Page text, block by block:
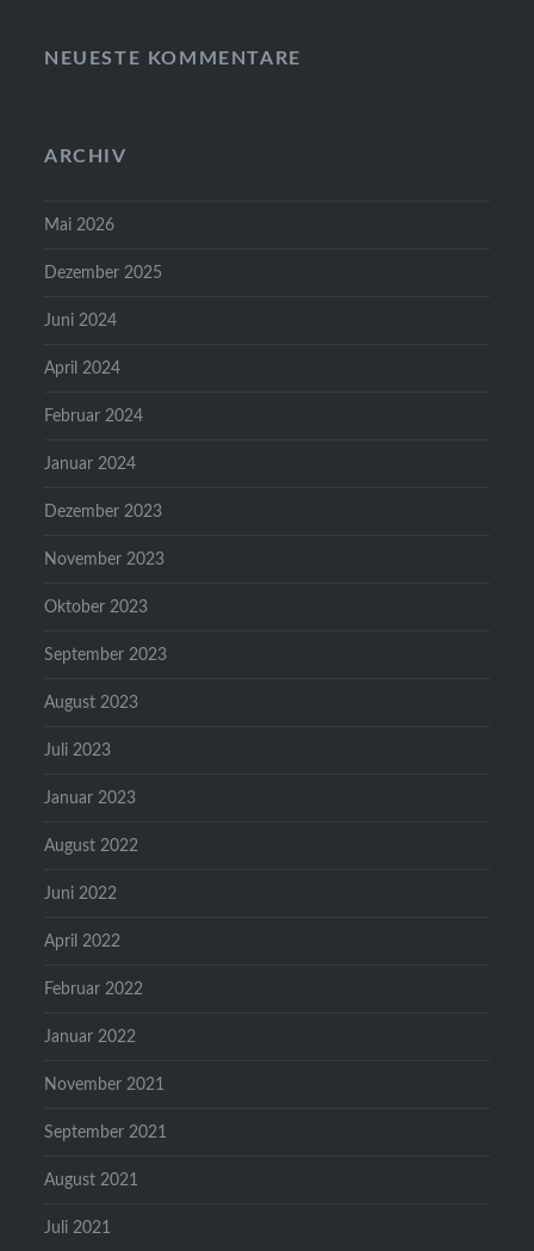
NEUESTE KOMMENTARE
ARCHIV
Mai 2026
Dezember 2025
Juni 2024
April 2024
Februar 2024
Januar 2024
Dezember 2023
November 2023
Oktober 2023
September 2023
August 2023
Juli 2023
Januar 2023
August 2022
Juni 2022
April 2022
Februar 2022
Januar 2022
November 2021
September 2021
August 2021
Juli 2021